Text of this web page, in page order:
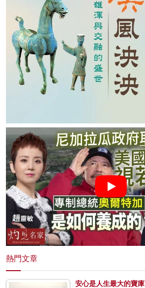
熱門文章
安心是人生最大的寶庫